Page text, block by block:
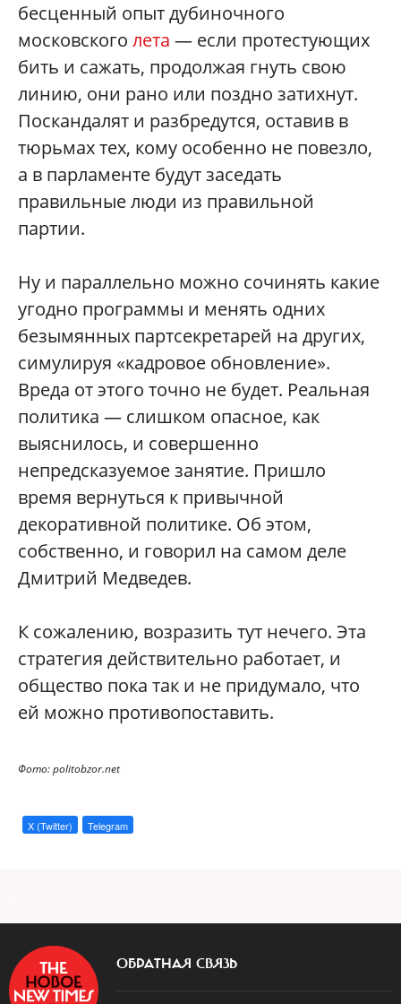
бесценный опыт дубиночного
московского лета — если протестующих
бить и сажать, продолжая гнуть свою
линию, они рано или поздно затихнут.
Поскандалят и разбредутся, оставив в
тюрьмах тех, кому особенно не повезло,
а в парламенте будут заседать
правильные люди из правильной
партии.
Ну и параллельно можно сочинять какие
угодно программы и менять одних
безымянных партсекретарей на других,
симулируя «кадровое обновление».
Вреда от этого точно не будет. Реальная
политика — слишком опасное, как
выяснилось, и совершенно
непредсказуемое занятие. Пришло
время вернуться к привычной
декоративной политике. Об этом,
собственно, и говорил на самом деле
Дмитрий Медведев.
К сожалению, возразить тут нечего. Эта
стратегия действительно работает, и
общество пока так и не придумало, что
ей можно противопоставить.
Фото: politobzor.net
X (Twitter) Telegram
ОБРАТНАЯ СВЯЗЬ